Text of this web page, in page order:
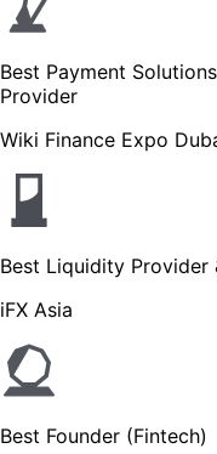
Best Payment
Provider
Wiki Finance Expo
Best Liquidity Provider
iFX Asia
Best Founder (Fintech)